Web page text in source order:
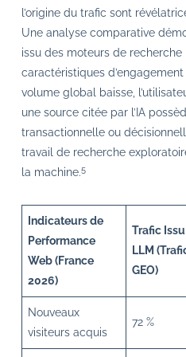
l’origine du trafic sont
Une analyse comparative
issu des moteurs de recherche
caractéristiques
volume global baisse,
une source citée par l’IA
transactionnelle ou
travail de recherche
la machine.5
Indicateurs de
Performance
Web (France
2026)
Trafic
LLM
GEO)
Nouveaux
visiteurs acquis
72 %